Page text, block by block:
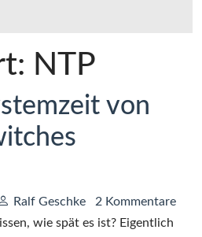
NTP
von
Autor:
Ralf Geschke
2 Kommentare
wie spät es ist? Eigentlich